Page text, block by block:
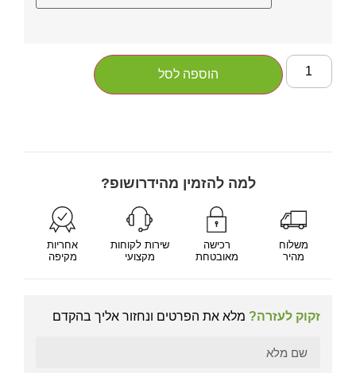
הוספה לסל
למה להזמין מהידרושופ?
משלוח
מהיר
רכישה
מאובטחת
שירות לקוחות
מקצועי
אחריות
מקיפה
זקוק לעזרה? מלא את הפרטים ונחזור אליך בהקדם